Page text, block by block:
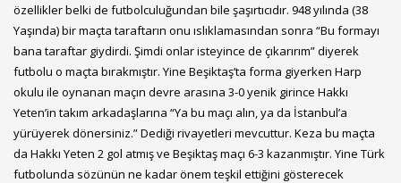
özellikler belki de futbolculuğundan bile şaşırtıcıdır. 948 yılında (38
Yaşında) bir maçta taraftarın onu ıslıklamasından sonra “Bu formayı
bana taraftar giydirdi. Şimdi onlar isteyince de çıkarırım” diyerek
futbolu o maçta bırakmıştır. Yine Beşiktaş’ta forma giyerken Harp
okulu ile oynanan maçın devre arasına 3-0 yenik girince Hakkı
Yeten’in takım arkadaşlarına “Ya bu maçı alın, ya da İstanbul’a
yürüyerek dönersiniz.” Dediği rivayetleri mevcuttur. Keza bu maçta
da Hakkı Yeten 2 gol atmış ve Beşiktaş maçı 6-3 kazanmıştır. Yine Türk
futbolunda sözünün ne kadar önem teşkil ettiğini gösterecek